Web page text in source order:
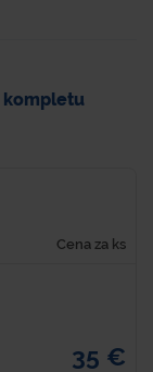
kompletu
Cena za ks
35 €